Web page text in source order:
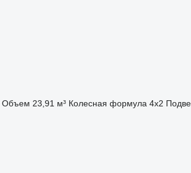
Объем 23,91 м³ Колесная формула 4x2